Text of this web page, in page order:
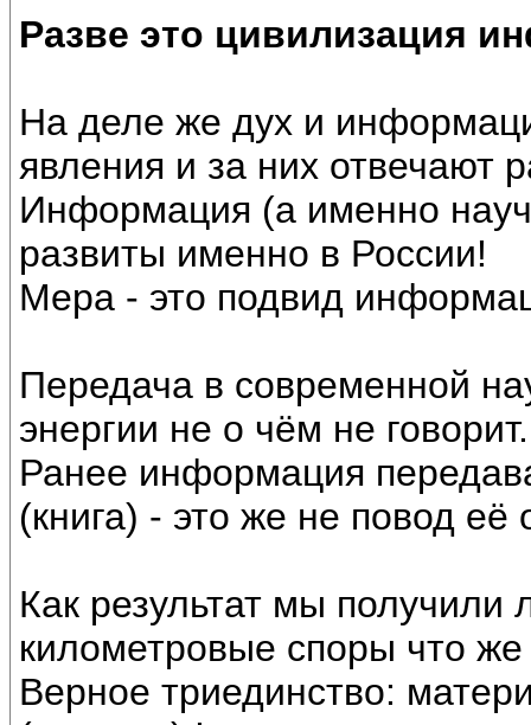
Разве это цивилизация
На деле же дух и
явления и за них отвечают
Информация (а именно
развиты именно в России!
Мера - это подвид
Передача в современной
энергии не о чём не говорит.
Ранее информация
(книга) - это же не повод её
Как результат мы получили
километровые споры что
Верное триединство: